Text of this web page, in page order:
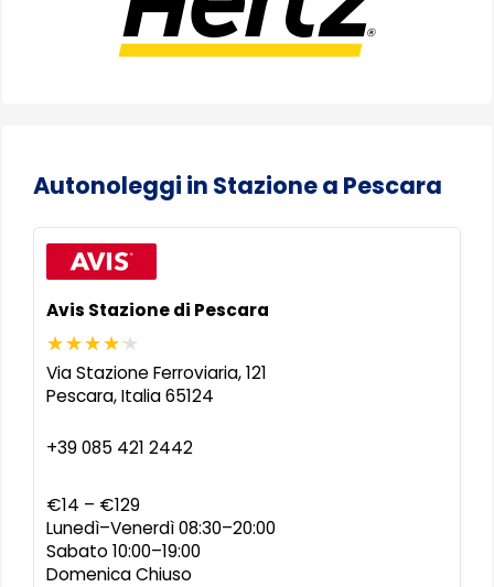
Autonoleggi in Stazione a Pescara
Avis Stazione di Pescara
Via Stazione Ferroviaria, 121
Pescara,Italia 65124
+39 085 421 2442
€14 – €129
Lunedì–Venerdì 08:30–20:00
Sabato 10:00–19:00
Domenica Chiuso